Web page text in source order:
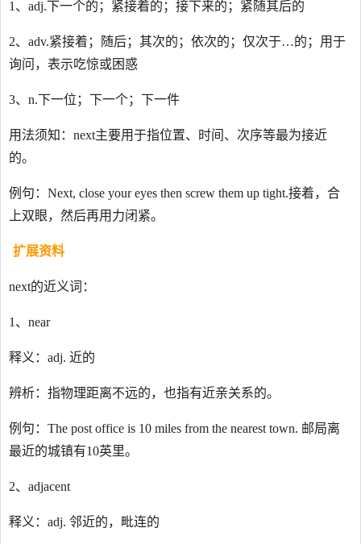
1、adj.下一个的；紧接着的；接下来的；紧随其后的
2、adv.紧接着；随后；其次的；依次的；仅次于…的；用于
询问，表示吃惊或困惑
3、n.下一位；下一个；下一件
用法须知：next主要用于指位置、时间、次序等最为接近
的。
例句：Next, close your eyes then screw them up tight.接着，合
上双眼，然后再用力闭紧。
扩展资料
next的近义词：
1、near
释义：adj. 近的
辨析：指物理距离不远的，也指有近亲关系的。
例句：The post office is 10 miles from the nearest town. 邮局离
最近的城镇有10英里。
2、adjacent
释义：adj. 邻近的，毗连的